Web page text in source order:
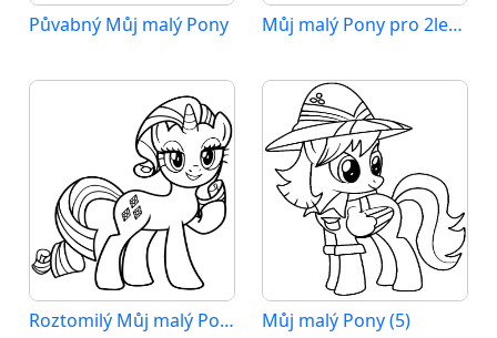
Půvabný Můj malý Pony Můj malý Pony pro 2leté Děti
Roztomilý Můj malý Pony Můj malý Pony (5)